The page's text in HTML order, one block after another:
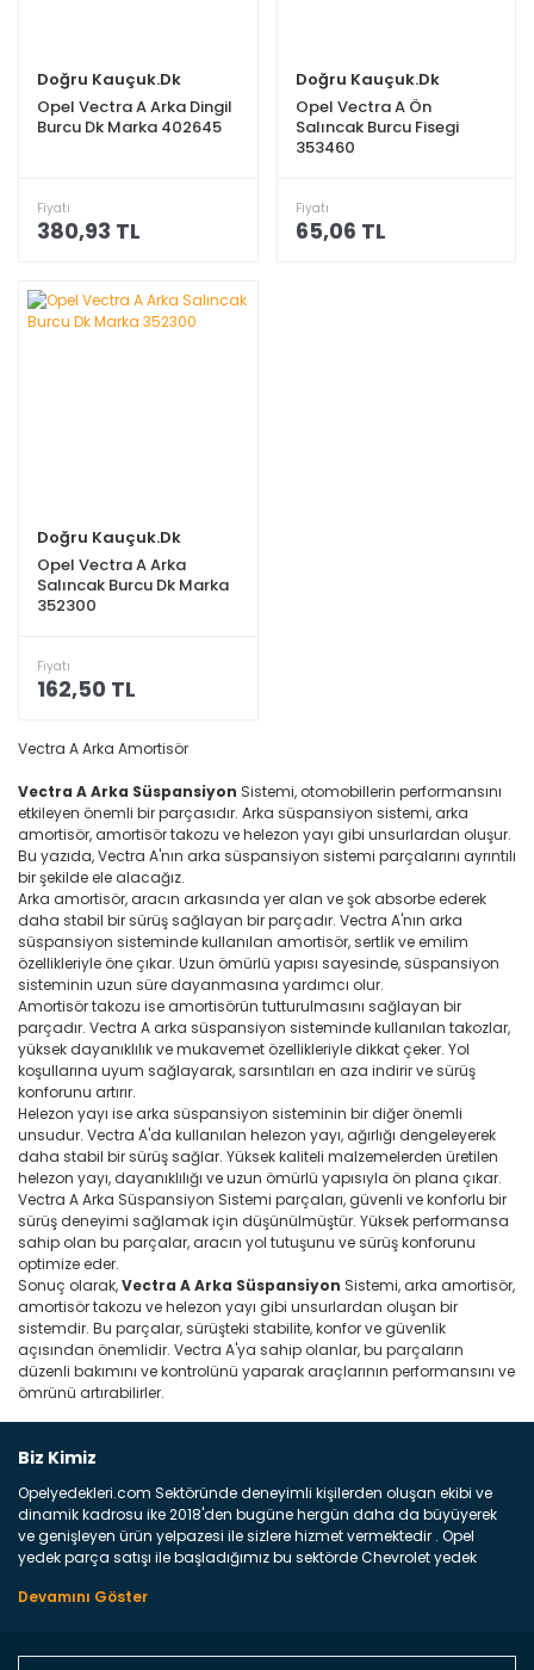
Doğru Kauçuk.Dk
Opel Vectra A Arka Dingil
Burcu Dk Marka 402645
Fiyatı
380,93 TL
Doğru Kauçuk.Dk
Opel Vectra A Ön
Salıncak Burcu Fisegi
353460
Fiyatı
65,06 TL
Doğru Kauçuk.Dk
Opel Vectra A Arka
Salıncak Burcu Dk Marka
352300
Fiyatı
162,50 TL
Vectra A Arka Amortisör
Vectra A Arka Süspansiyon Sistemi, otomobillerin performansını
etkileyen önemli bir parçasıdır. Arka süspansiyon sistemi, arka
amortisör, amortisör takozu ve helezon yayı gibi unsurlardan oluşur.
Bu yazıda, Vectra A'nın arka süspansiyon sistemi parçalarını ayrıntılı
bir şekilde ele alacağız.
Arka amortisör, aracın arkasında yer alan ve şok absorbe ederek
daha stabil bir sürüş sağlayan bir parçadır. Vectra A'nın arka
süspansiyon sisteminde kullanılan amortisör, sertlik ve emilim
özellikleriyle öne çıkar. Uzun ömürlü yapısı sayesinde, süspansiyon
sisteminin uzun süre dayanmasına yardımcı olur.
Amortisör takozu ise amortisörün tutturulmasını sağlayan bir
parçadır. Vectra A arka süspansiyon sisteminde kullanılan takozlar,
yüksek dayanıklılık ve mukavemet özellikleriyle dikkat çeker. Yol
koşullarına uyum sağlayarak, sarsıntıları en aza indirir ve sürüş
konforunu artırır.
Helezon yayı ise arka süspansiyon sisteminin bir diğer önemli
unsudur. Vectra A'da kullanılan helezon yayı, ağırlığı dengeleyerek
daha stabil bir sürüş sağlar. Yüksek kaliteli malzemelerden üretilen
helezon yayı, dayanıklılığı ve uzun ömürlü yapısıyla ön plana çıkar.
Vectra A Arka Süspansiyon Sistemi parçaları, güvenli ve konforlu bir
sürüş deneyimi sağlamak için düşünülmüştür. Yüksek performansa
sahip olan bu parçalar, aracın yol tutuşunu ve sürüş konforunu
optimize eder.
Sonuç olarak,Vectra A Arka Süspansiyon Sistemi, arka amortisör,
amortisör takozu ve helezon yayı gibi unsurlardan oluşan bir
sistemdir. Bu parçalar, sürüşteki stabilite, konfor ve güvenlik
açısından önemlidir. Vectra A'ya sahip olanlar, bu parçaların
düzenli bakımını ve kontrolünü yaparak araçlarının performansını ve
ömrünü artırabilirler.
Biz Kimiz
Opelyedekleri.com Sektöründe deneyimli kişilerden oluşan ekibi ve
dinamik kadrosu ike 2018'den bugüne hergün daha da büyüyerek
ve genişleyen ürün yelpazesi ile sizlere hizmet vermektedir . Opel
yedek parça satışı ile başladığımız bu sektörde Chevrolet yedek
marka araçların ve FCA Grubun Fiat ve Alfa Romeo yedek parça